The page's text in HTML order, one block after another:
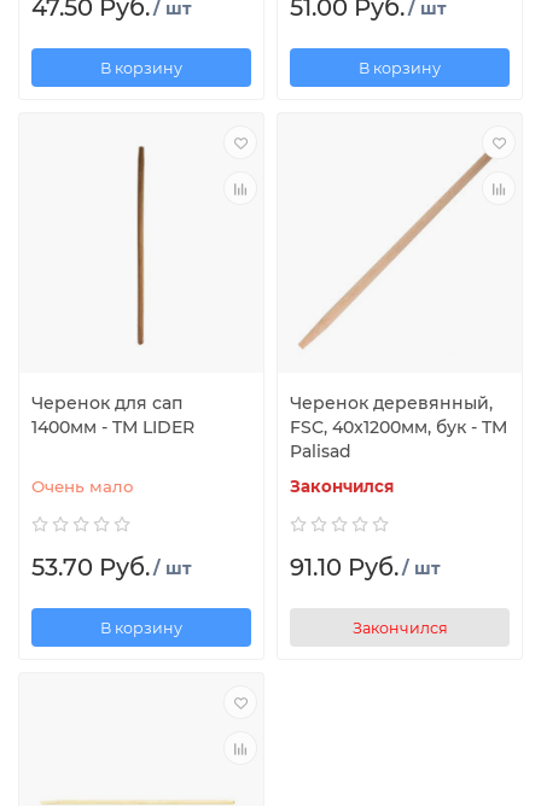
47.50 Руб./ шт
В корзину
51.00 Руб./ шт
В корзину
Черенок для сап
1400мм - TM LIDER
Очень мало
53.70 Руб./ шт
В корзину
Черенок деревянный,
FSC, 40x1200мм, бук - TM
Palisad
Закончился
91.10 Руб./ шт
Закончился